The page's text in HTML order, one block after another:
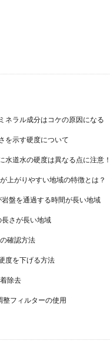
ネラル成分はコケの原因になる
を示す硬度について
水道水の硬度は異なる点に注意！
上がりやすい地域の特徴とは？
盤を通過する時間が長い地域
さが長い地域
確認方法
度を下げる方法
除去
整フィルターの使用